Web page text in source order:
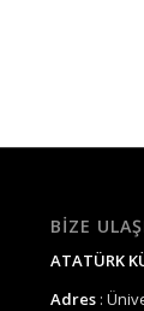
BIZE
ATATÜRK
Adres :